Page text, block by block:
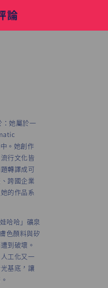
：她屬於一
。她創作
行文化皆
轉譯成可
跨國企業
的作品系
哈哈」礦泉
色顏料與矽
到破壞。
工化又一
基底，讓